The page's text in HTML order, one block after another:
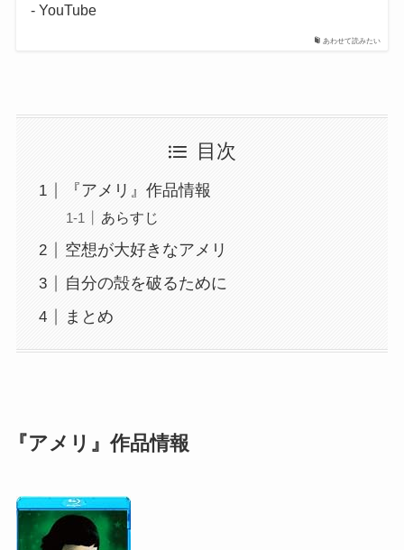
あわせて読みたい
- YouTube
目次
『アメリ』作品情報
あらすじ
空想が大好きなアメリ
自分の殻を破るために
まとめ
『アメリ』作品情報